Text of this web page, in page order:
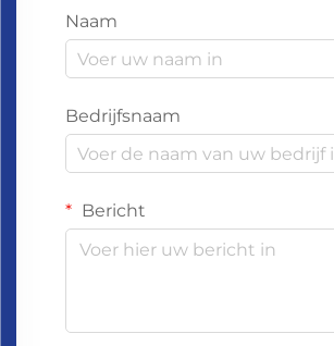
Naam
Bedrijfsnaam
Bericht